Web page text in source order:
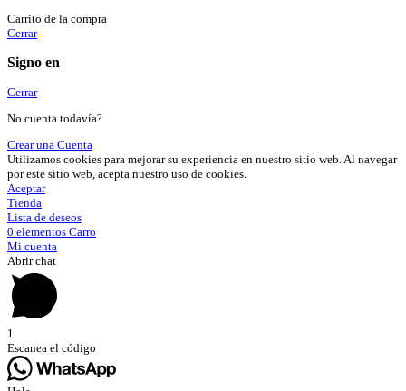
Carrito de la compra
Cerrar
Signo en
Cerrar
No cuenta todavía?
Crear una Cuenta
Utilizamos cookies para mejorar su experiencia en nuestro sitio web. Al navegar
por este sitio web, acepta nuestro uso de cookies.
Aceptar
Tienda
Lista de deseos
0 elementos Carro
Mi cuenta
Abrir chat
1
Escanea el código